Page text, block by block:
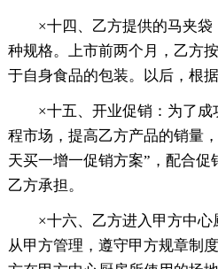
×十四、乙方提供的马夹
种规格。上市前两个月，乙方
于自身食品的包装。以后，根
×十五、开业促销：为了
程市场，提高乙方产品的销量
天买一增一促销方案”，配合促
乙方承担。
×十六、乙方进入甲方中
从甲方管理，遵守甲方规章制